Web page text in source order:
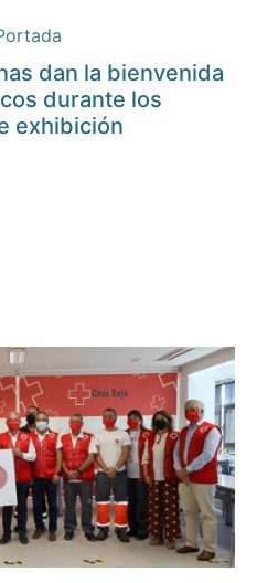
dan la bienvenida
durante los
exhibición